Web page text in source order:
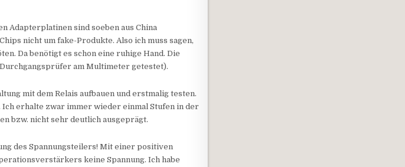
Adapterplatinen sind soeben aus China
nicht um fake-Produkte. Also ich muss sagen,
Da benötigt es schon eine ruhige Hand. Die
am Multimeter getestet).
mit dem Relais aufbauen und erstmalig testen.
erhalte zwar immer wieder einmal Stufen in der
bzw. nicht sehr deutlich ausgeprägt.
des Spannungsteilers! Mit einer positiven
keine Spannung. Ich habe